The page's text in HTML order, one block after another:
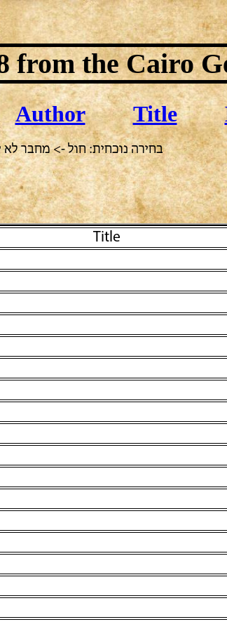
from the Cairo
Author Title
בחירה נוכחית: חול -> מחבר לא
Title